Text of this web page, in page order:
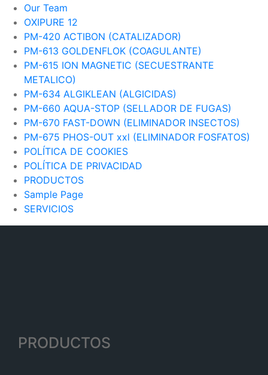
Our Team
OXIPURE 12
PM-420 ACTIBON (CATALIZADOR)
PM-613 GOLDENFLOK (COAGULANTE)
PM-615 ION MAGNETIC (SECUESTRANTE
METALICO)
PM-634 ALGIKLEAN (ALGICIDAS)
PM-660 AQUA-STOP (SELLADOR DE FUGAS)
PM-670 FAST-DOWN (ELIMINADOR INSECTOS)
PM-675 PHOS-OUT xxl (ELIMINADOR FOSFATOS)
POLÍTICA DE COOKIES
POLÍTICA DE PRIVACIDAD
PRODUCTOS
Sample Page
SERVICIOS
PRODUCTOS